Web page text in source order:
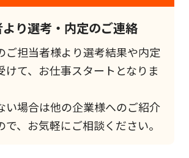
り選考・内定のご連絡
ご担当者様より選考結果や内定
けて、お仕事スタートとなりま
い場合は他の企業様へのご紹介
で、お気軽にご相談ください。